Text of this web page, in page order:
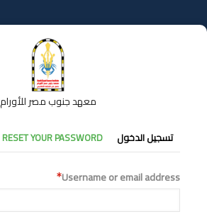
إلى
المحتوى
معهد جنوب مصر للأورام
التبويبات
الأساسية
تسجيل الدخول RESET YOUR PASSWORD
Username or email address